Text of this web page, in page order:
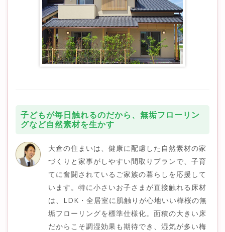
子どもが毎日触れるのだから、無垢フローリン
グなど自然素材を生かす
大倉の住まいは、健康に配慮した自然素材の家
づくりと家事がしやすい間取りプランで、子育
てに奮闘されているご家族の暮らしを応援して
います。特に小さいお子さまが直接触れる床材
は、LDK・全居室に肌触りが心地いい樺桜の無
垢フローリングを標準仕様化。面積の大きい床
だからこそ調湿効果も期待でき、湿気が多い梅